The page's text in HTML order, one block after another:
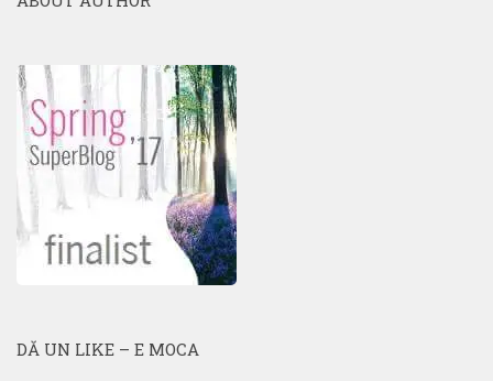
DĂ UN LIKE – E MOCA